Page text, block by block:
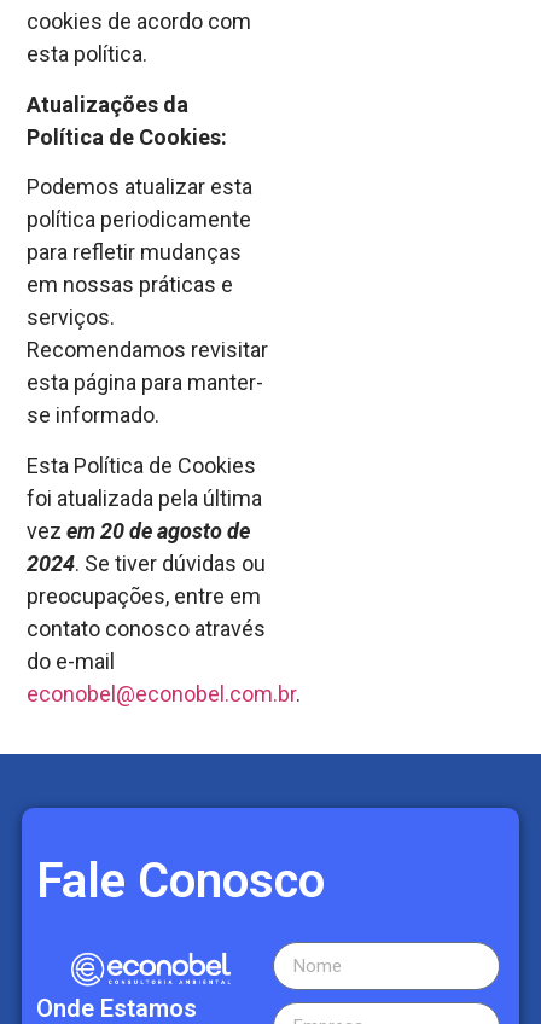
cookies de acordo com
esta política.
Atualizações da
Política de Cookies:
Podemos atualizar esta
política periodicamente
para refletir mudanças
em nossas práticas e
serviços.
Recomendamos revisitar
esta página para manter-
se informado.
Esta Política de Cookies
foi atualizada pela última
vezem 20 de agosto de
2024. Se tiver dúvidas ou
preocupações, entre em
contato conosco através
do e-mail
econobel@econobel.com.br.
Fale Conosco
Onde Estamos